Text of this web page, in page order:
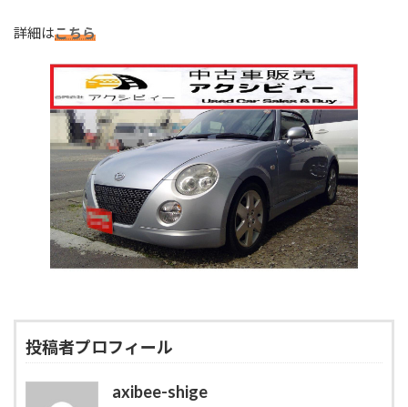
詳細はこちら
投稿者プロフィール
axibee-shige